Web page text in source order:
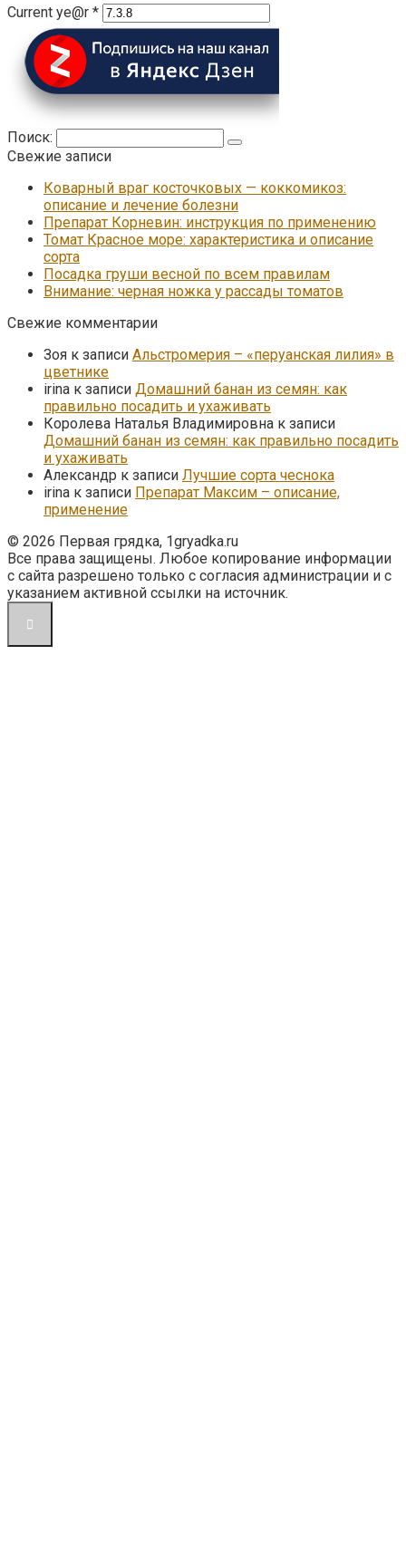
Current ye@r *
Поиск:
Свежие записи
Коварный враг косточковых — коккомикоз:
описание и лечение болезни
Препарат Корневин: инструкция по применению
Томат Красное море: характеристика и описание
сорта
Посадка груши весной по всем правилам
Внимание: черная ножка у рассады томатов
Свежие комментарии
Зоя к записи Альстромерия – «перуанская лилия» в
цветнике
irina к записи Домашний банан из семян: как
правильно посадить и ухаживать
Королева Наталья Владимировна к записи
Домашний банан из семян: как правильно посадить
и ухаживать
Александр к записи Лучшие сорта чеснока
irina к записи Препарат Максим – описание,
применение
© 2026 Первая грядка, 1gryadka.ru
Все права защищены. Любое копирование информации
с сайта разрешено только с согласия администрации и с
указанием активной ссылки на источник.